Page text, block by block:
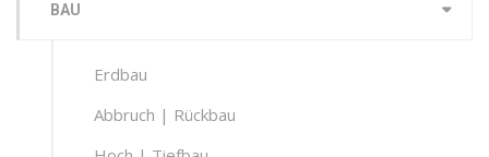
BAU
Erdbau
Abbruch | Rückbau